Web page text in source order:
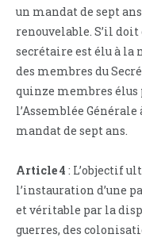
un mandat de sept ans
renouvelable. S’il
secrétaire est élu à la
des membres du
quinze membres élus
l’Assemblée
mandat de sept ans.
Article 4 : L’objectif
l’instauration d’une
et véritable par la
guerres, des